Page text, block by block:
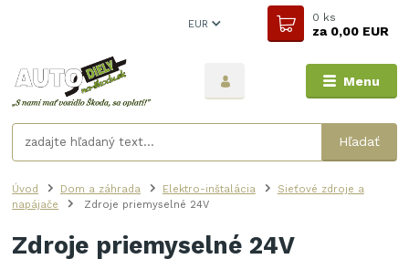
Menu
EUR
Hľadať
0 ks
za0,00 EUR
Úvod Dom a záhrada Elektro-inštalácia
Sieťové zdroje a
napájače
Zdroje priemyselné 24V
Zdroje priemyselné 24V